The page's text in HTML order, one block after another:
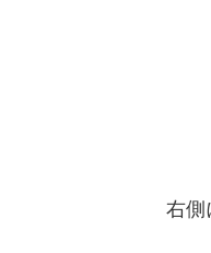
右側